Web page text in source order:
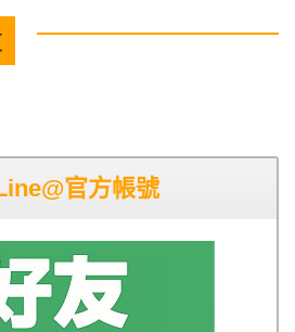
官方帳號